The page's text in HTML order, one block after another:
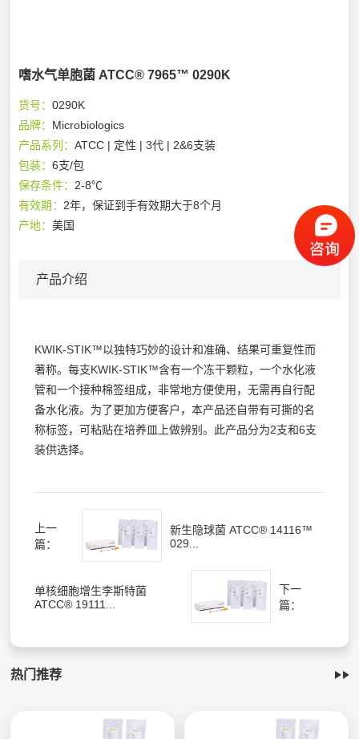
嗜水气单胞菌 ATCC® 7965™ 0290K
货号：0290K
品牌： Microbiologics
产品系列：ATCC | 定性 | 3代 | 2&6支装
包装：6支/包
保存条件： 2-8℃
有效期： 2年，保证到手有效期大于8个月
产地：美国
产品介绍
KWIK-STIK™以独特巧妙的设计和准确、结果可重复性而
著称。每支KWIK-STIK™含有一个冻干颗粒，一个水化液
管和一个接种棉签组成，非常地方便使用，无需再自行配
备水化液。为了更加方便客户，本产品还自带有可撕的名
称标签，可粘贴在培养皿上做辨别。此产品分为2支和6支
装供选择。
上一
篇：
新生隐球菌 ATCC® 14116™
029...
单核细胞增生李斯特菌
ATCC® 19111...
下一
篇：
热门推荐